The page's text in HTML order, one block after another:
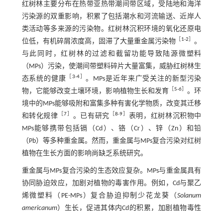
红树林主要分布在热带亚热带潮间带区域，受陆地和海洋
污染源的双重影响，积累了包括潮水和河流输送、近岸人
类活动等多来源的污染物。红树林沉积环境的氧化还原电
位低，有机碎屑浓度高，固滞了大量重金属污染物
1-2
。
与此同时，红树林的过滤和截留功能导致陆源微塑料
（MPs）污染，使潮间带塑料碎片大量富集，威胁红树林生
态系统的健康
3-4］ 。MPs是近年来广受关注的新型污染
物，它能够改变土壤环境，影响植物生长和发育
［5-6
。环
境中的MPs能够吸附和富集多种有害化学物质，改变其迁移
和转化规律 ［7 。已有研究 ［8-9
表明，红树林沉积物中
MPs能够携带包括镉（Cd）、铬（Cr）、锌（Zn）和铅
（Pb）等多种重金属。然而，重金属与MPs复合污染对红树
植物在生长方面的影响尚缺乏系统研究。
重金属与MPs复合污染的生态效应复杂。MPs与重金属具有
协同胁迫效应，加剧对植物的毒害作用。例如，Cd与聚乙
烯微塑料（PE-MPs）复合胁迫抑制少花龙葵（Solanum
americanum）生长，促进其体内Cd的积累，加剧植物毒性